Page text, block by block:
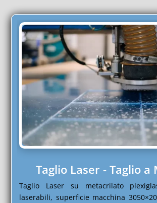
Taglio Laser - Taglio a
Taglio Laser su metacrilato
laserabili, superficie macchina